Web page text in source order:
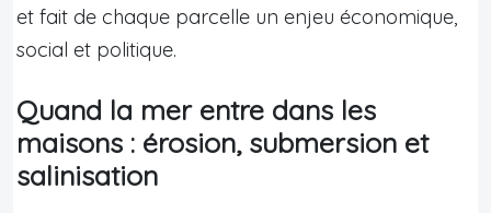
et fait de chaque parcelle un enjeu économique,
social et politique.
Quand la mer entre dans les
maisons : érosion, submersion et
salinisation